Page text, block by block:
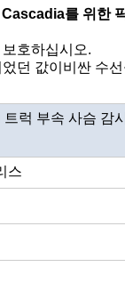
를 위한
호하십시오.
던 값이비싼 수
럭 부속 사슴 감
스